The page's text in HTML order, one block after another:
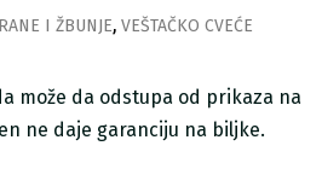
I ŽBUNJE, VEŠTAČKO CVEĆE
može da odstupa od prikaza na
ne daje garanciju na biljke.